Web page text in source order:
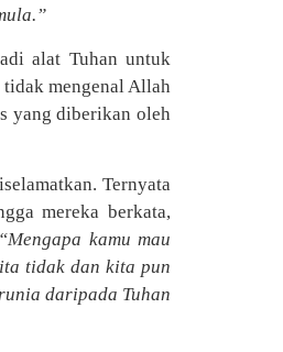
alat Tuhan untuk
tidak mengenal Allah
yang diberikan oleh
Ternyata
mereka berkata,
“Mengapa kamu mau
tidak dan kita pun
daripada Tuhan